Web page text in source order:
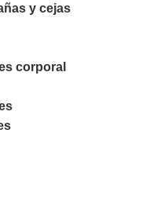
y cejas
corporal